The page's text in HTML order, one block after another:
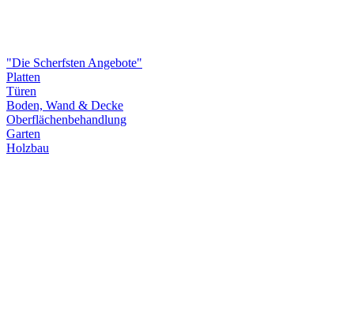
"Die Scherfsten Angebote"
Platten
Türen
Boden, Wand & Decke
Oberflächenbehandlung
Garten
Holzbau